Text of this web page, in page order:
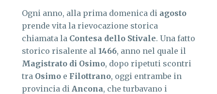
Ogni anno, alla prima domenica di agosto
prende vita la rievocazione storica
chiamata la Contesa dello Stivale. Una fatto
storico risalente al 1466, anno nel quale il
Magistrato di Osimo, dopo ripetuti scontri
tra Osimo e Filottrano, oggi entrambe in
provincia di Ancona, che turbavano i